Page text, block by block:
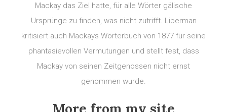
Mackay das Ziel hatte, für alle Wörter gälische
Ursprünge zu finden, was nicht zutrifft. Liberman
kritisiert auch Mackays Wörterbuch von 1877 für seine
phantasievollen Vermutungen und stellt fest, dass
Mackay von seinen Zeitgenossen nicht ernst
genommen wurde.
More from my site